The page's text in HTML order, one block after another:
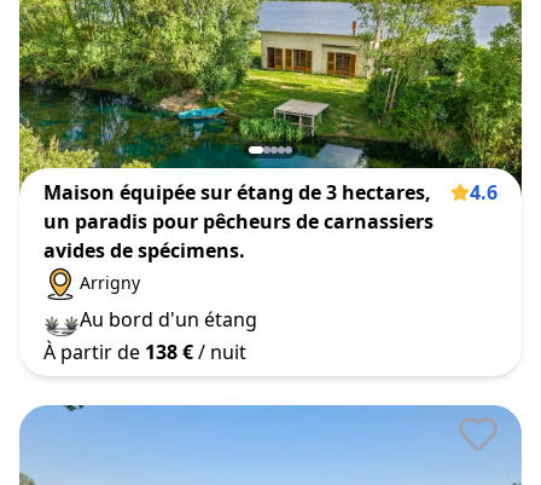
Maison équipée sur étang de 3 hectares,
un paradis pour pêcheurs de carnassiers
avides de spécimens.
4.6
Arrigny
Au bord d'un étang
À partir de 138 €/ nuit